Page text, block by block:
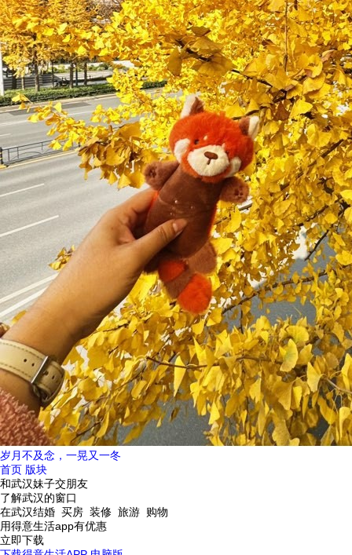
岁月不及念，一晃又一冬
首页 版块
和武汉妹子交朋友
了解武汉的窗口
在武汉结婚 买房 装修 旅游 购物
用得意生活app有优惠
立即下载